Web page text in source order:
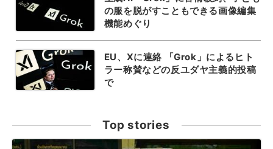
の服を脱がすこともできる画像編集
機能めぐり
EU、Xに連絡 「Grok」によるヒト
ラー称賛などの反ユダヤ主義的投稿
で
Top stories